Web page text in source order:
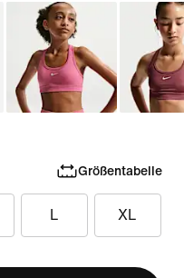
Größentabelle
L XL